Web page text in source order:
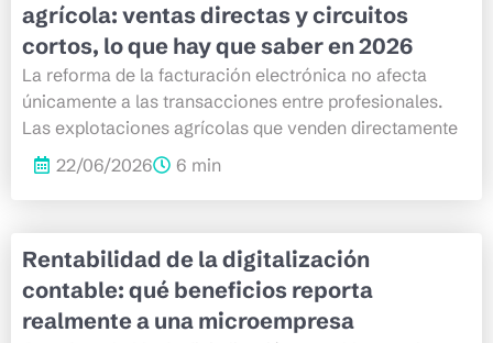
agrícola: ventas directas y circuitos
cortos, lo que hay que saber en 2026
La reforma de la facturación electrónica no afecta
únicamente a las transacciones entre profesionales.
Las explotaciones agrícolas que venden directamente
22/06/2026
6 min
Rentabilidad de la digitalización
contable: qué beneficios reporta
realmente a una microempresa